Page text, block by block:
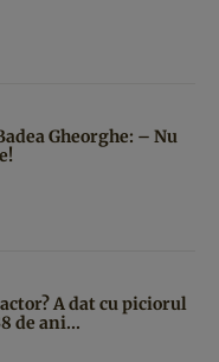
Gheorghe: – Nu
A dat cu piciorul
de ani...